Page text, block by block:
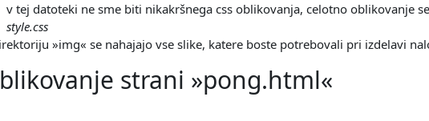
v tej datoteki ne sme biti nikakršnega css oblikovanja, celotno oblikovanje
style.css
»img« se nahajajo vse slike, katere boste potrebovali pri izdelavi
strani »pong.html«